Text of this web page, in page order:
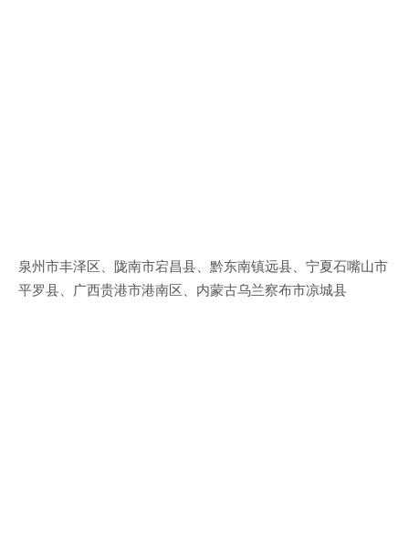
泉州市丰泽区、陇南市宕昌县、黔东南镇远县、宁夏石嘴山市
平罗县、广西贵港市港南区、内蒙古乌兰察布市凉城县